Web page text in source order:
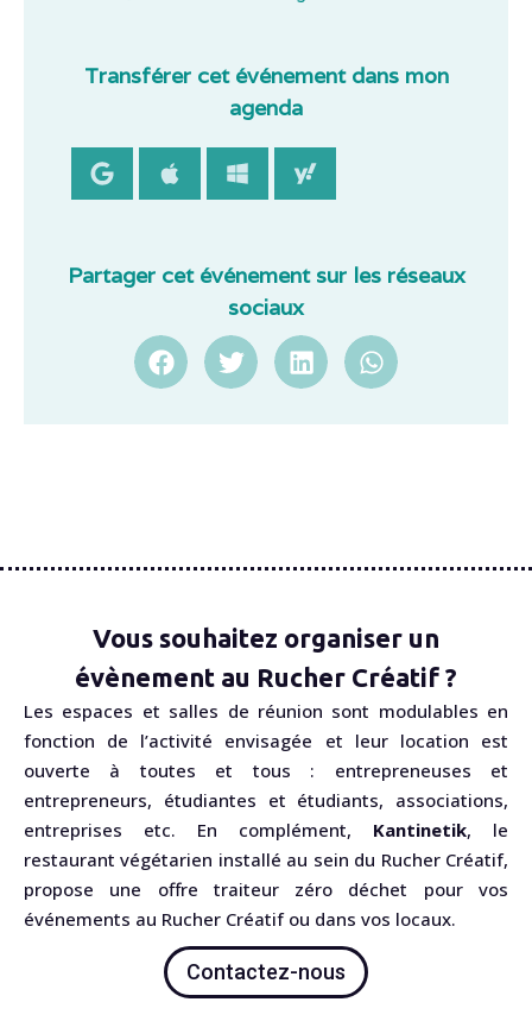
Transférer cet événement dans mon
agenda
Partager cet événement sur les réseaux
sociaux
Vous souhaitez organiser un
évènement au Rucher Créatif ?
Les espaces et salles de réunion sont modulables en
fonction de l’activité envisagée et leur location est
ouverte à toutes et tous : entrepreneuses et
entrepreneurs, étudiantes et étudiants, associations,
entreprises etc. En complément, Kantinetik, le
restaurant végétarien installé au sein du Rucher Créatif,
propose une offre traiteur zéro déchet pour vos
événements au Rucher Créatif ou dans vos locaux.
Contactez-nous